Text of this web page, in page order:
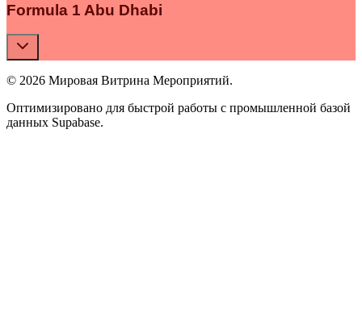
Formula 1 Abu Dhabi
© 2026 Мировая Витрина Мероприятий.
Оптимизировано для быстрой работы с промышленной базой
данных Supabase.